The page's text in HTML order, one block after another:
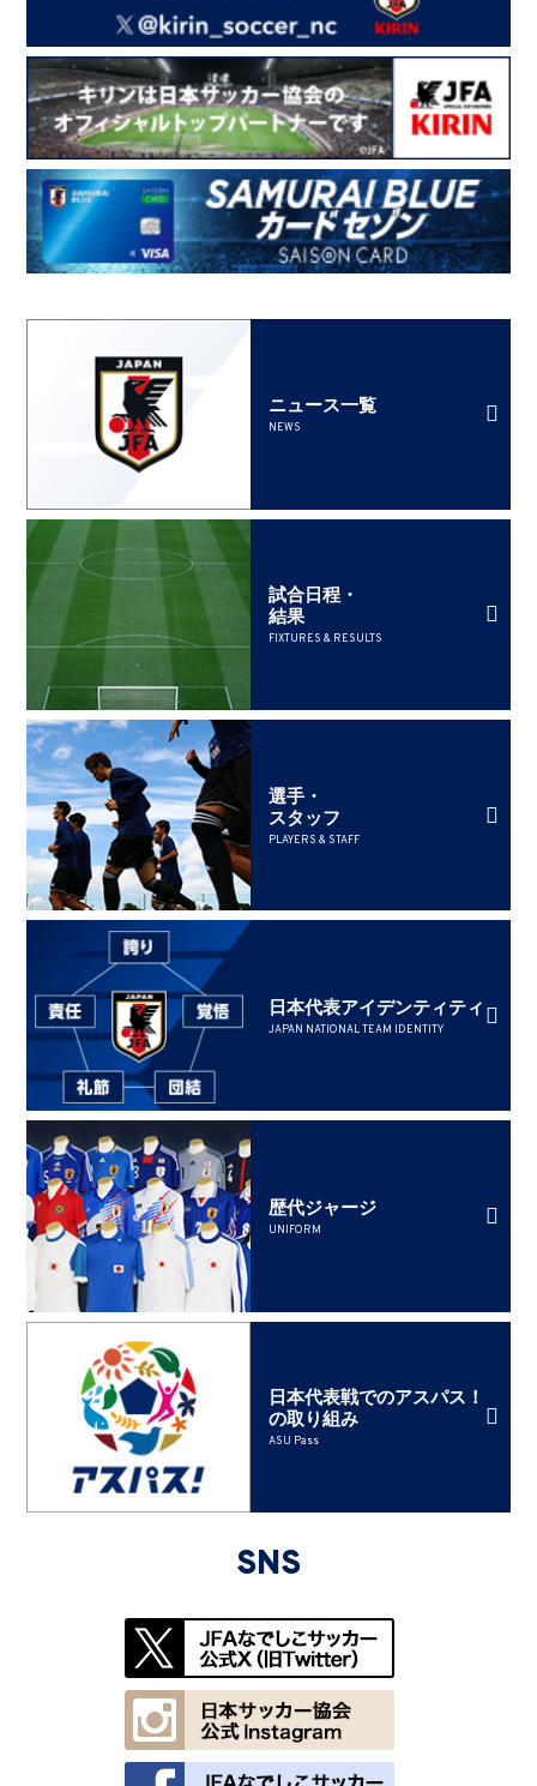
ニュース一覧
NEWS
試合日程・
結果
FIXTURES & RESULTS
選手・
スタッフ
PLAYERS & STAFF
日本代表アイデンティティ
JAPAN NATIONAL TEAM IDENTITY
歴代ジャージ
UNIFORM
日本代表戦でのアスパス！
の取り組み
ASU Pass
SNS